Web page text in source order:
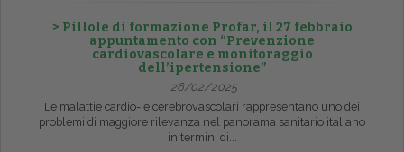
> Pillole di formazione Profar, il 27 febbraio
appuntamento con “Prevenzione
cardiovascolare e monitoraggio
dell’ipertensione”
26/02/2025
Le malattie cardio- e cerebrovascolari rappresentano uno dei
problemi di maggiore rilevanza nel panorama sanitario italiano
in termini di...